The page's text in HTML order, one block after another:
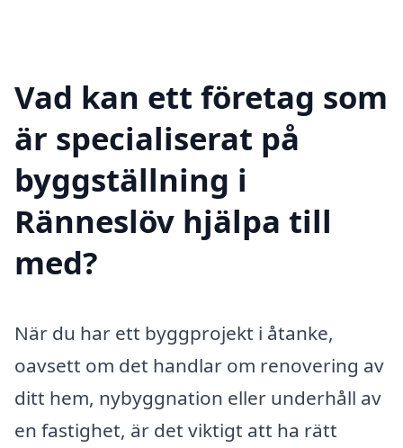
Vad kan ett företag som
är specialiserat på
byggställning i
Ränneslöv hjälpa till
med?
När du har ett byggprojekt i åtanke,
oavsett om det handlar om renovering av
ditt hem, nybyggnation eller underhåll av
en fastighet, är det viktigt att ha rätt